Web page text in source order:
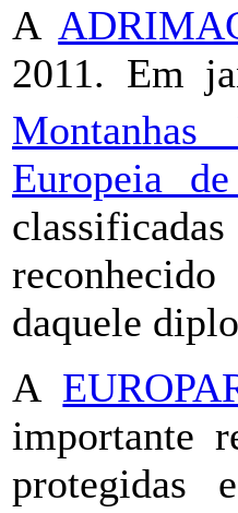
A
2011. Em
Montanhas
Europeia
daquele
A
importante
protegidas